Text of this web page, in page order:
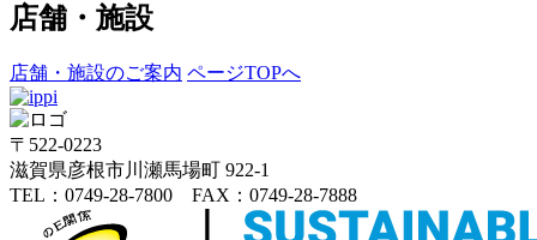
店舗・施設
店舗・施設のご案内 ページTOPへ
〒522-0223
滋賀県彦根市川瀬馬場町 922-1
TEL：0749-28-7800 FAX：0749-28-7888